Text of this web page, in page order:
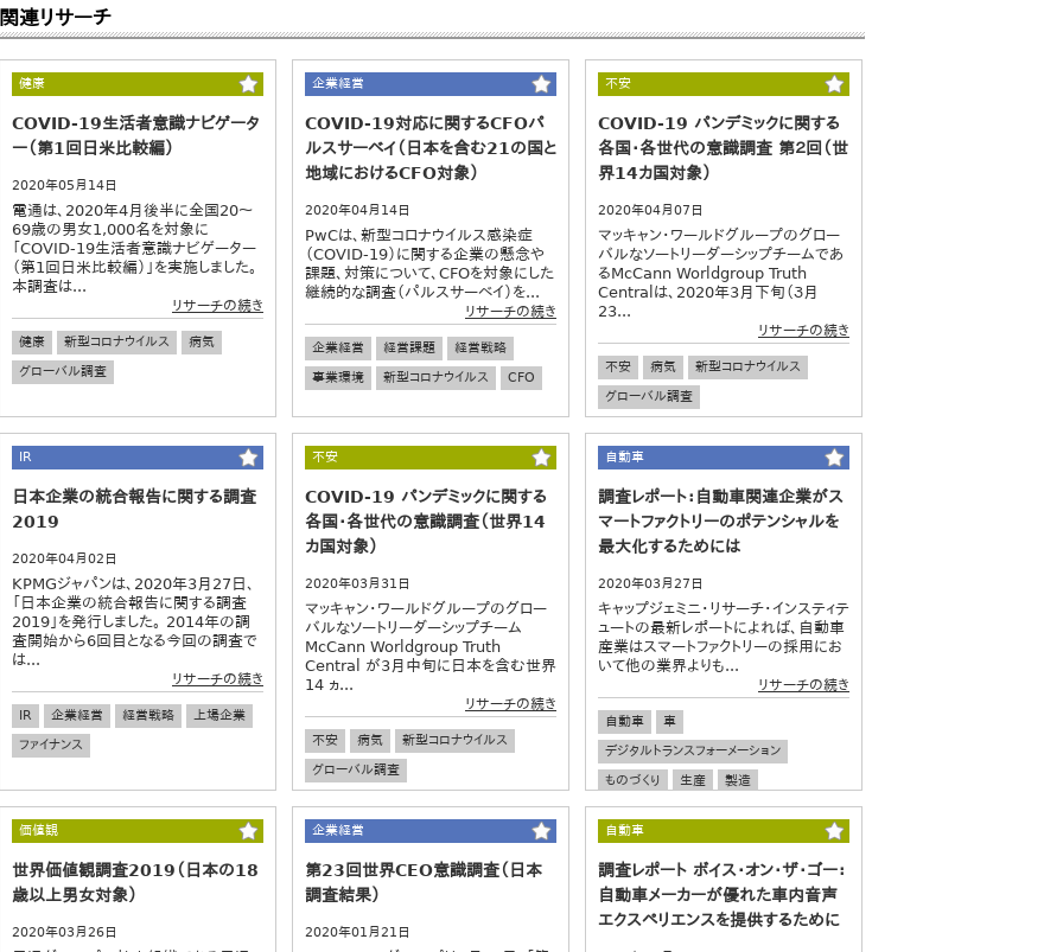
関連リサーチ
健康
COVID-19生活者意識ナビゲータ
ー（第1回日米比較編）
2020年05月14日
電通は、2020年4月後半に全国20～
69歳の男女1,000名を対象に
「COVID-19生活者意識ナビゲーター
（第1回日米比較編）」を実施しました。
本調査は...
リサーチの続き
健康 新型コロナウイルス
病気
グローバル調査
企業経営
COVID-19対応に関するCFOパ
ルスサーベイ（日本を含む21の国と
地域におけるCFO対象）
2020年04月14日
PwCは、新型コロナウイルス感染症
（COVID-19）に関する企業の懸念や
課題、対策について、CFOを対象にした
継続的な調査（パルスサーベイ）を...
リサーチの続き
企業経営 経営課題
経営戦略
事業環境
新型コロナウイルス CFO
不安
COVID-19 パンデミックに関する
各国・各世代の意識調査 第２回（世
界14カ国対象）
2020年04月07日
マッキャン・ワールドグループのグロー
バルなソートリーダーシップチームであ
るMcCann Worldgroup Truth
Centralは、2020年3月下旬（３月
23...
リサーチの続き
不安 病気
新型コロナウイルス
グローバル調査
IR
日本企業の統合報告に関する調査
2019
2020年04月02日
KPMGジャパンは、2020年3月27日、
「日本企業の統合報告に関する調査
2019」を発行しました。 2014年の調
査開始から6回目となる今回の調査で
は...
リサーチの続き
IR 企業経営 経営戦略
上場企業
ファイナンス
不安
COVID-19 パンデミックに関する
各国・各世代の意識調査（世界14
カ国対象）
2020年03月31日
マッキャン・ワールドグループのグロー
バルなソートリーダーシップチーム
McCann Worldgroup Truth
Central が3月中旬に日本を含む世界
14 ヵ...
リサーチの続き
不安 病気
新型コロナウイルス
グローバル調査
自動車
調査レポート：自動車関連企業がス
マートファクトリーのポテンシャルを
最大化するためには
2020年03月27日
キャップジェミニ・リサーチ・インスティテ
ュートの最新レポートによれば、自動車
産業はスマートファクトリーの採用にお
いて他の業界よりも...
リサーチの続き
自動車
車
デジタルトランスフォーメーション
ものづくり
生産
製造
スマートファクトリー
グローバル調査
価値観
世界価値観調査2019（日本の18
歳以上男女対象）
2020年03月26日
企業経営
第23回世界CEO意識調査（日本
調査結果）
2020年01月21日
自動車
調査レポート ボイス・オン・ザ・ゴー：
自動車メーカーが優れた車内音声
エクスペリエンスを提供するために